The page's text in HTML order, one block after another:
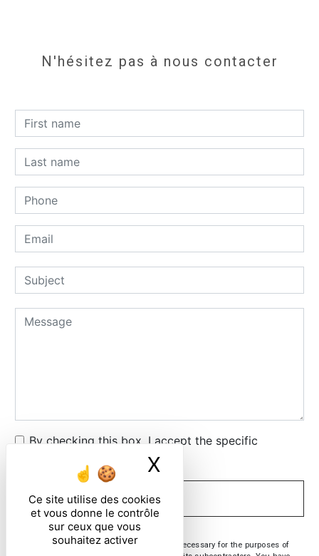
Ce site utilise des cookies
et vous donne le contrôle
sur ceux que vous
souhaitez activer
X
N'hésitez pas à nous contacter
By checking this box, I accept the specific
SEND
** The personal data communicated are necessary for the purposes of